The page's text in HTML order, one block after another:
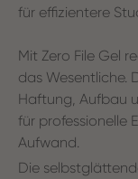
für effizientere
Mit Zero File Gel
das Wesentliche.
Haftung, Aufbau
für professionelle
Aufwand.
Die